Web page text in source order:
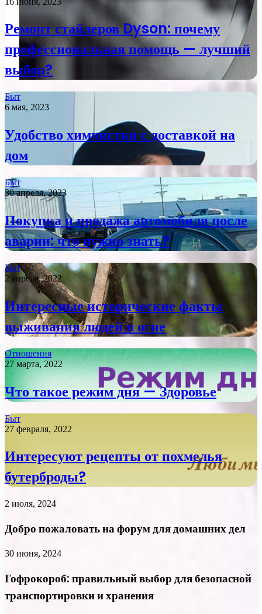
Ремонт стайлеров Dyson: почему
профессиональная помощь — лучший
выбор?
Быт
6 мая, 2023
Удобство химчистки с доставкой на
дом
Быт
30 апреля, 2023
Покупка и продажа автомобиля после
аварии: что нужно знать?
Быт
2 апреля, 2022
Интересные исторические факты
выживания людей в огне
Отношения
27 марта, 2022
Что такое режим дня — Здоровье
Быт
27 февраля, 2022
Интересуют рецепты от похмелья
бутерброды?
2 июля, 2024
Добро пожаловать на форум для домашних дел
30 июня, 2024
Гофрокороб: правильный выбор для безопасной
транспортировки и хранения